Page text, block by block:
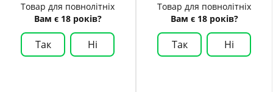
Товар для повнолітніх
Вам є 18 років?
Так Ні
Товар для повнолітніх
Вам є 18 років?
Так Ні